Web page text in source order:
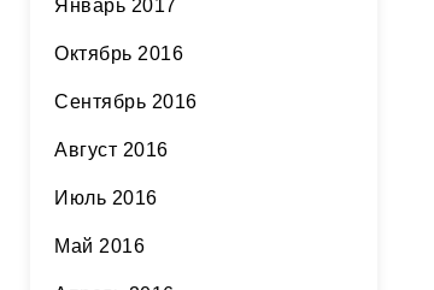
Январь 2017
Октябрь 2016
Сентябрь 2016
Август 2016
Июль 2016
Май 2016